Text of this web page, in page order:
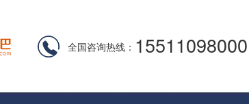
全国咨询热线： 15511098000